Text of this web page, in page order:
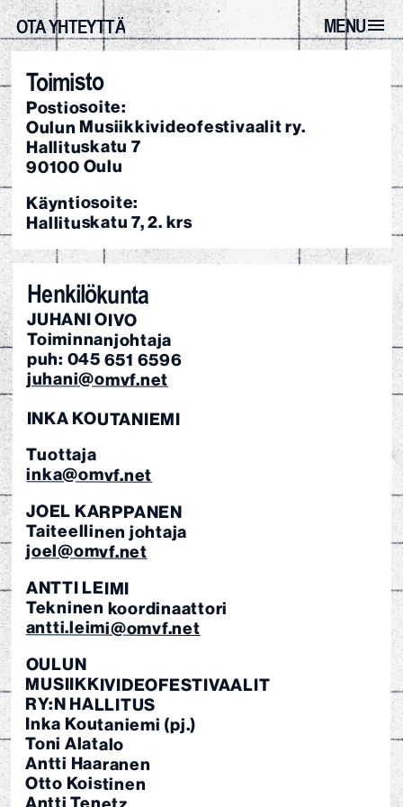
OTA YHTEYTTÄ MENU
Toimisto
Postiosoite:
Oulun Musiikkivideofestivaalit ry.
Hallituskatu 7
90100 Oulu
Käyntiosoite:
Hallituskatu 7, 2. krs
Henkilökunta
JUHANI OIVO
Toiminnanjohtaja
puh: 045 651 6596
juhani@omvf.net
INKA KOUTANIEMI
Tuottaja
inka@omvf.net
JOEL KARPPANEN
Taiteellinen johtaja
joel@omvf.net
ANTTI LEIMI
Tekninen koordinaattori
antti.leimi@omvf.net
OULUN
MUSIIKKIVIDEO­FESTIVAALIT
RY:N HALLITUS
Inka Koutaniemi (pj.)
Toni Alatalo
Antti Haaranen
Otto Koistinen